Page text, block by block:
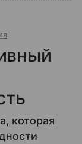
которая